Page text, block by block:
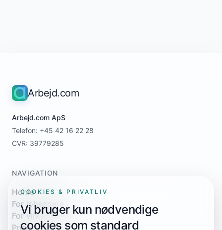
Arbejd.com
Arbejd.com ApS
Telefon: +45 42 16 22 28
CVR: 39779285
NAVIGATION
Home
For jobsøgere
For virksomheder
Priser
COOKIES & PRIVATLIV
Vi bruger kun nødvendige
cookies som standard